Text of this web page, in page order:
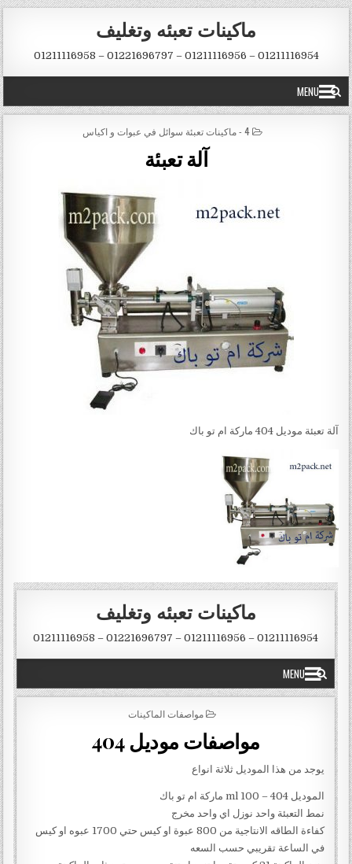
Skip to content
ماكينات تعبئه وتغليف
01211116954 – 01211116956 – 01221696797 – 01211116958
MENU
POSTED IN
4 - ماكينات تعبئة سوائل في عبوات و اكياس
آلة تعبئة
آلة تعبئة موديل 404 ماركة ام تو باك